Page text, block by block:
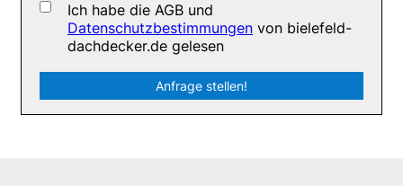
Ich habe die AGB und
Datenschutzbestimmungen von bielefeld-
dachdecker.de gelesen